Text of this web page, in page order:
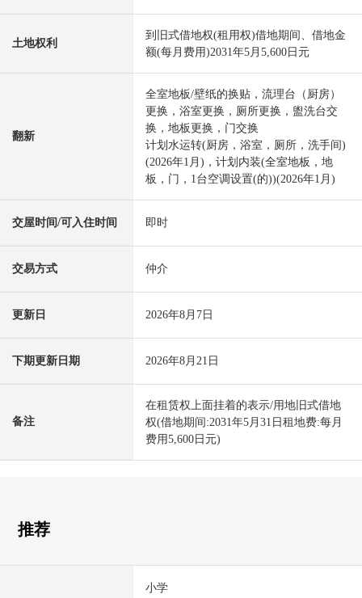
土地权利
到旧式借地权(租用权)借地期间、借地金
额(每月费用)2031年5月5,600日元
翻新
全室地板/壁纸的换贴，流理台（厨房）
更换，浴室更换，厕所更换，盥洗台交
换，地板更换，门交换
计划水运转(厨房，浴室，厕所，洗手间)
(2026年1月)，计划内装(全室地板，地
板，门，1台空调设置(的))(2026年1月)
交屋时间/可入住时间 即时
交易方式 仲介
更新日 2026年8月7日
下期更新日期 2026年8月21日
备注
在租赁权上面挂着的表示/用地旧式借地
权(借地期间:2031年5月31日租地费:每月
费用5,600日元)
推荐
小学